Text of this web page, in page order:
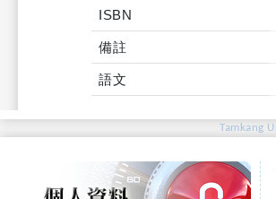
ISBN
備註
語文
Tamkang